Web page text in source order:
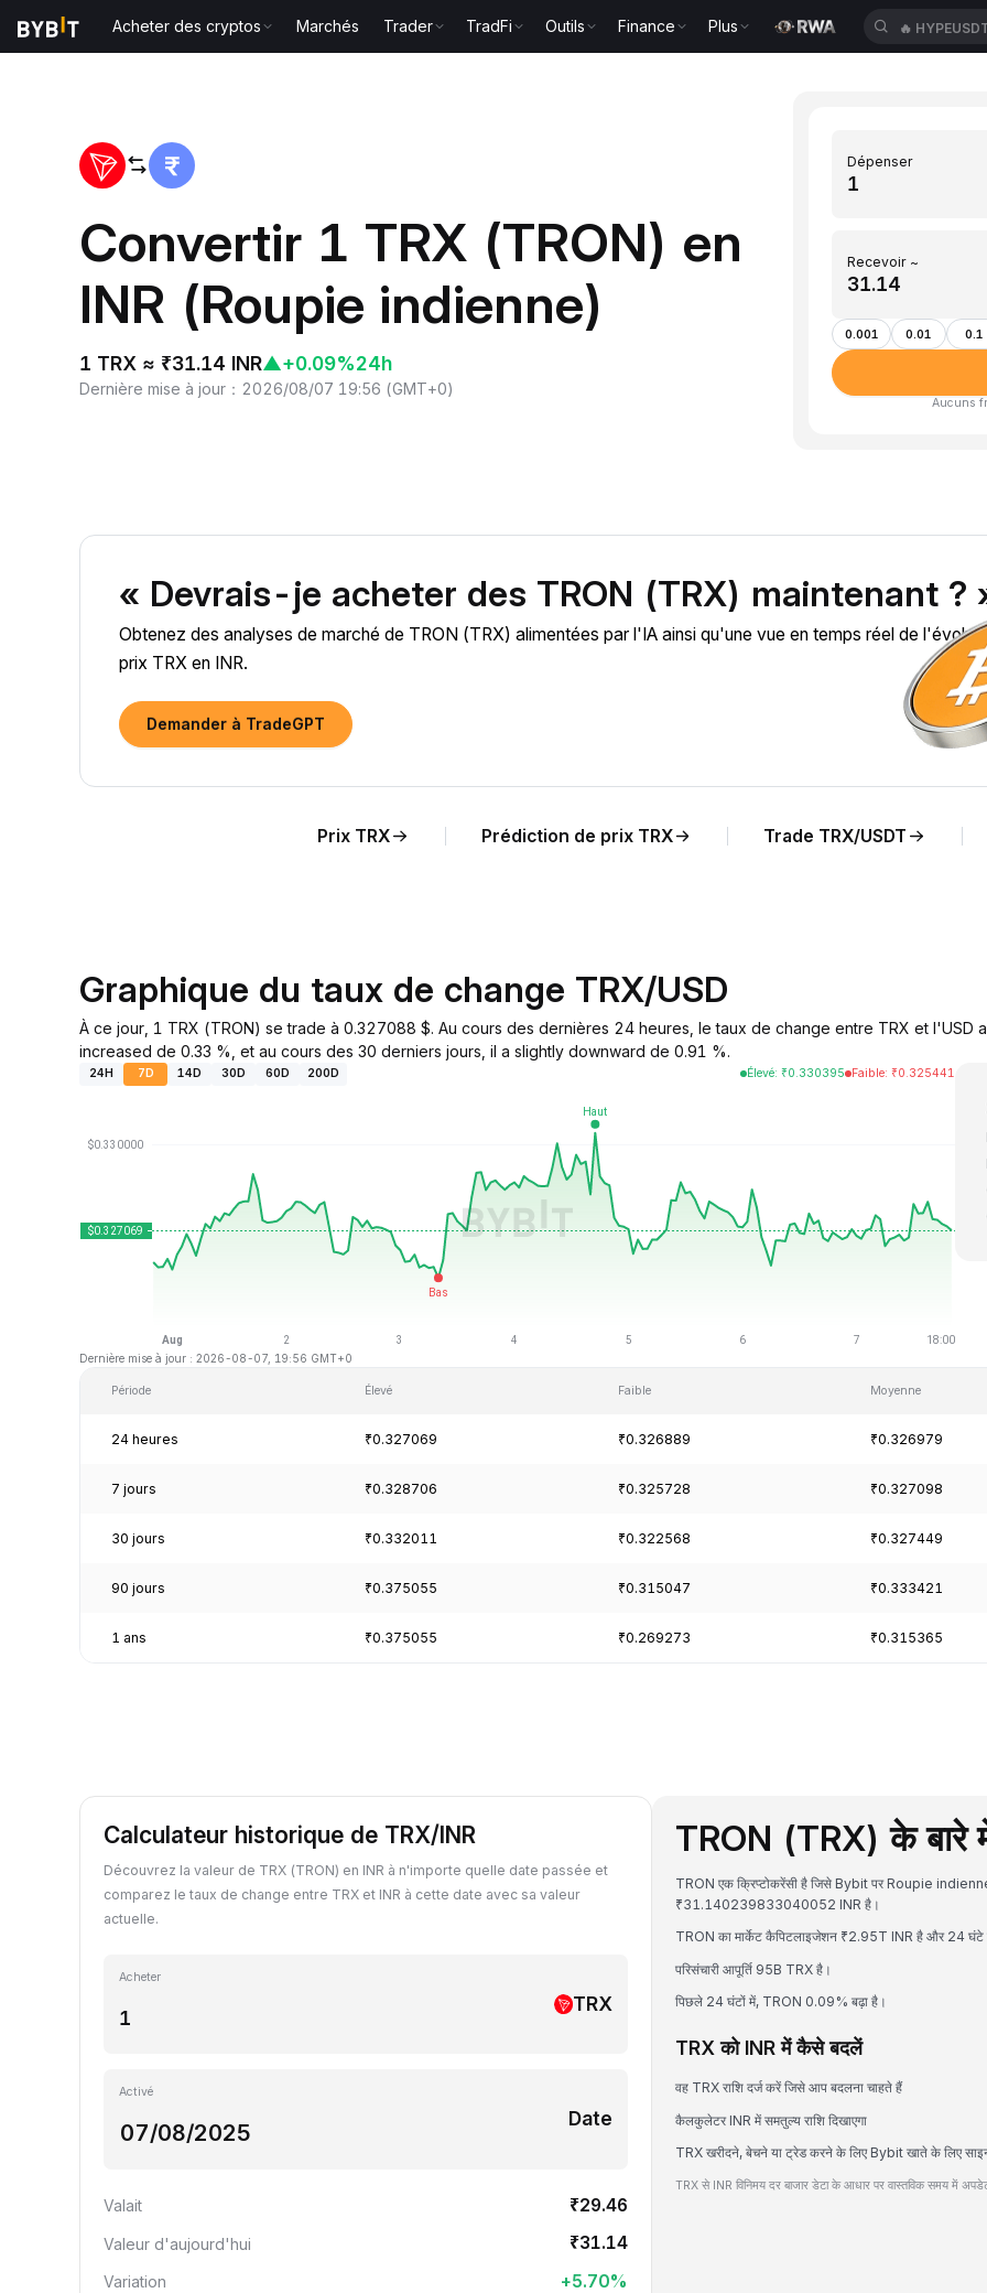
Acheter des cryptos Marchés Trader TradFi Outils Finance Plus 🔥
Convertir 1 TRX (TRON) en
INR (Roupie indienne)
1 TRX ≈ ₹31.14 INR▲+0.09%24h
Dernière mise à jour ： 2026/08/07 19:56 (GMT+0)
Dépenser
Recevoir ~
0.001 0.01 0.1
Aucuns
« Devrais-je acheter des TRON (TRX) maintenant ?
Obtenez des analyses de marché de TRON (TRX) alimentées par l'IA ainsi qu'une vue en temps réel de
prix TRX en INR.
Demander à TradeGPT
Prix TRX Prédiction de prix TRX Trade TRX/USDT
Graphique du taux de change TRX/USD
À ce jour, 1 TRX (TRON) se trade à 0.327088 $. Au cours des dernières 24 heures, le taux de change entre TRX et l'USD
increased de 0.33 %, et au cours des 30 derniers jours, il a slightly downward de 0.91 %.
24H 7D 14D 30D 60D 200D Élevé: ₹0.330395 Faible: ₹0.325441
Dernière mise à jour : 2026-08-07, 19:56 GMT+0
Période Élevé Faible Moyenne
24 heures ₹0.327069 ₹0.326889 ₹0.326979
7 jours ₹0.328706 ₹0.325728 ₹0.327098
30 jours ₹0.332011 ₹0.322568 ₹0.327449
90 jours ₹0.375055 ₹0.315047 ₹0.333421
1 ans ₹0.375055 ₹0.269273 ₹0.315365
Calculateur historique de TRX/INR
Découvrez la valeur de TRX (TRON) en INR à n'importe quelle date passée et
comparez le taux de change entre TRX et INR à cette date avec sa valeur
actuelle.
Acheter
TRX
Activé
Date
Valait ₹29.46
Valeur d'aujourd'hui ₹31.14
Variation +5.70%
TRON (TRX) के बारे
TRON एक क्रिप्टोकरेंसी है जिसे Bybit पर Roupie
₹31.140239833040052 INR है।
TRON का मार्केट कैपिटलाइजेशन ₹2.95T INR है और 24 घंटे
परिसंचारी आपूर्ति 95B TRX है।
पिछले 24 घंटों में, TRON 0.09% बढ़ा है।
TRX को INR में कैसे बदलें
वह TRX राशि दर्ज करें जिसे आप बदलना चाहते हैं
कैलकुलेटर INR में समतुल्य राशि दिखाएगा
TRX खरीदने, बेचने या ट्रेड करने के लिए Bybit खाते के लिए
TRX से INR विनिमय दर बाजार डेटा के आधार पर वास्तविक समय में अपडेट